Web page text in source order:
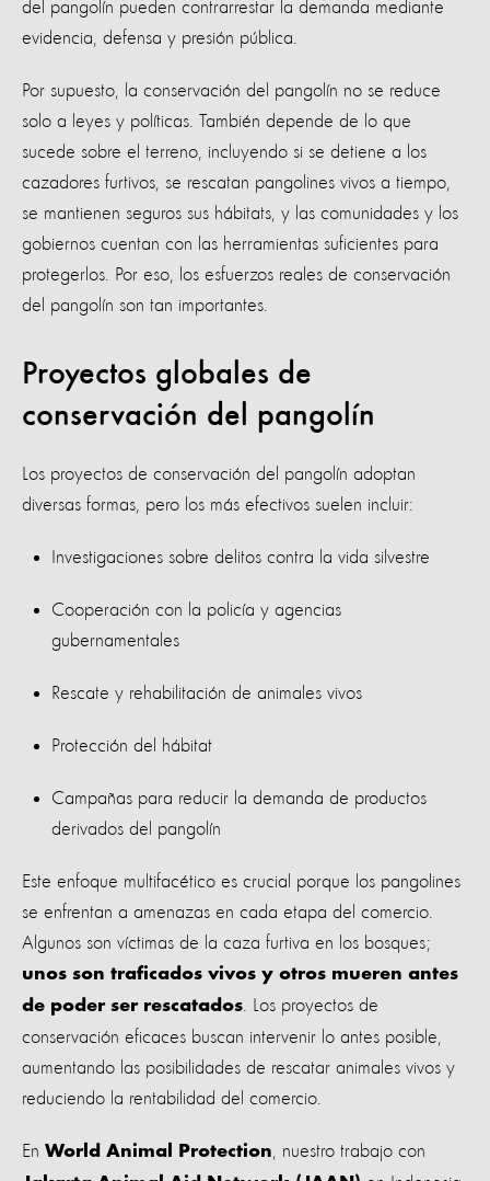
del pangolín pueden contrarrestar la demanda mediante
evidencia, defensa y presión pública.
Por supuesto, la conservación del pangolín no se reduce
solo a leyes y políticas. También depende de lo que
sucede sobre el terreno, incluyendo si se detiene a los
cazadores furtivos, se rescatan pangolines vivos a tiempo,
se mantienen seguros sus hábitats, y las comunidades y los
gobiernos cuentan con las herramientas suficientes para
protegerlos. Por eso, los esfuerzos reales de conservación
del pangolín son tan importantes.
Proyectos globales de
conservación del pangolín
Los proyectos de conservación del pangolín adoptan
diversas formas, pero los más efectivos suelen incluir:
Investigaciones sobre delitos contra la vida silvestre
Cooperación con la policía y agencias
gubernamentales
Rescate y rehabilitación de animales vivos
Protección del hábitat
Campañas para reducir la demanda de productos
derivados del pangolín
Este enfoque multifacético es crucial porque los pangolines
se enfrentan a amenazas en cada etapa del comercio.
Algunos son víctimas de la caza furtiva en los bosques;
unos son traficados vivos y otros mueren antes
de poder ser rescatados . Los proyectos de
conservación eficaces buscan intervenir lo antes posible,
aumentando las posibilidades de rescatar animales vivos y
reduciendo la rentabilidad del comercio.
En World Animal Protection , nuestro trabajo con